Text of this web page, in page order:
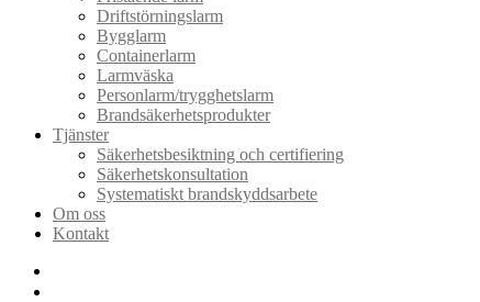
Driftstörningslarm
Bygglarm
Containerlarm
Larmväska
Personlarm/trygghetslarm
Brandsäkerhetsprodukter
Tjänster
Säkerhetsbesiktning och certifiering
Säkerhetskonsultation
Systematiskt brandskyddsarbete
Om oss
Kontakt